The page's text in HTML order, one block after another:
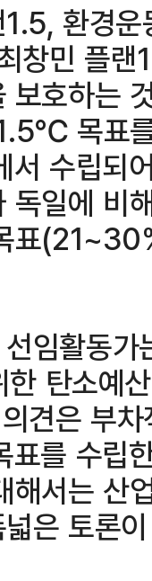
환경
창민 플
보호하는
목표
수립되
독일에 비
표
임활동
탄소예
견은 부
표를 수립
해서는 산
은 토론